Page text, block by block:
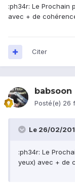
:ph34r: Le Prochain
avec + de
Citer
babsoon
Posté(e) 26
Le 26/02/
:ph34r: Le
yeux) avec + de